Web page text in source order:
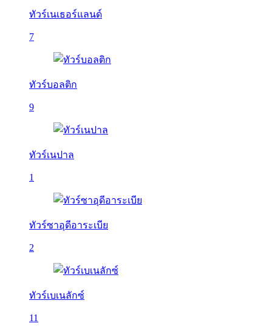
ทัวร์เนเธอร์แลนด์
7
ทัวร์บอลติก
9
ทัวร์เนปาล
1
ทัวร์ซาอุดีอาระเบีย
2
ทัวร์เบเนลักซ์
11